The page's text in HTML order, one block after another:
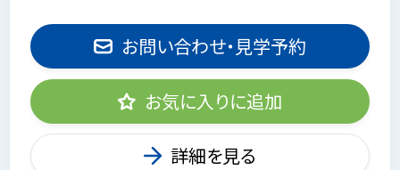
お問い合わせ・見学予約
お気に入りに追加
詳細を見る